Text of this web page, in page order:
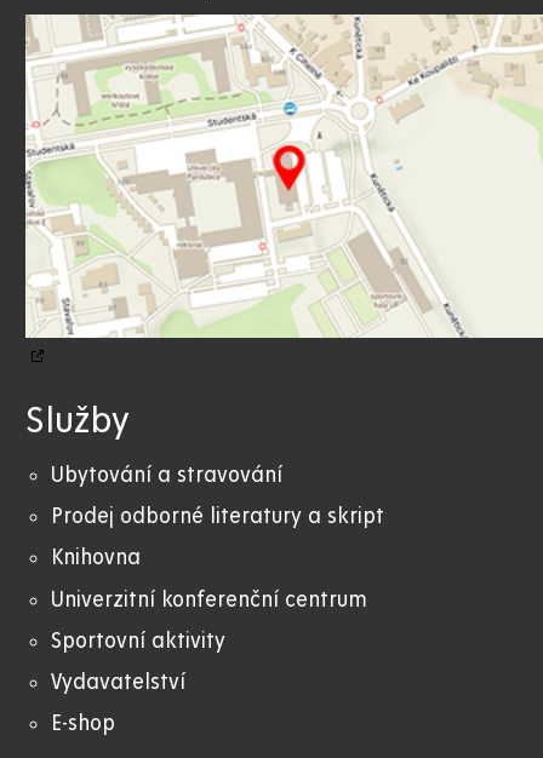
Služby
Ubytování a stravování
Prodej odborné literatury a skript
Knihovna
Univerzitní konferenční centrum
Sportovní aktivity
Vydavatelství
E-shop